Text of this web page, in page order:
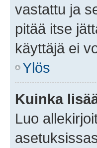
vastattu ja
pitää itse
käyttäjä ei
Ylös
Kuinka
Luo